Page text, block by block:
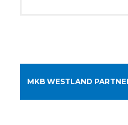
MKB WESTLAND